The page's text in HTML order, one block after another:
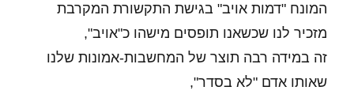
המונח "דמות אויב" בגישת התקשורת המקרבת
מזכיר לנו שכשאנו תופסים מישהו כ"אויב",
זה במידה רבה תוצר של המחשבות-אמונות שלנו
שאותו אדם "לא בסדר",